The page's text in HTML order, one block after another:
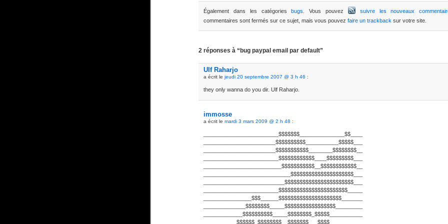
Également dans les catégoriesbugs . Vous pouvez suivre les nouveaux
commentaires sont fermés sur ce sujet, mais vous pouvez faire un trackback sur votre site.
2 réponses à “bug paypal email par default”
Ulf Raharjo
a écrit le jeudi 20 septembre 2007 @ 3 h 46 :
they only wanna do you dir. Ulf Raharjo.
immosse
a écrit le mardi 3 mars 2009 @ 2 h 48 :
_________________________$$$$$$$_______________$$____
________________________$$$$$$$$$$___________$$$$$___
________________________$$$$$$$$$$$________$$$$$$$$__
_________________________$$$$$$$$$$$$____$$$$$$$$$___
__________________________$$$$$$$$$$$__$$$$$$$$$$$$__
_____________________________$$$$$$$$$$$$$$$$$$$$$___
___________________________$$$$$$$$$$$$$$$$$$$$$$$___
_________________________$$$$$$$$$$$$$$$$$$$$$$$_____
________________$$$______$$$$$$$$$$$$$$$$$$$$$_______
______________$$$$$$$$_____$$$$$$$$$$$$$$$$$_________
_____________$$$$$$$$$$_____$$$$$$$$_$$$$$___________
___________$$$$$$_$$$$$$$$__$$$$$$$___$$$$___________